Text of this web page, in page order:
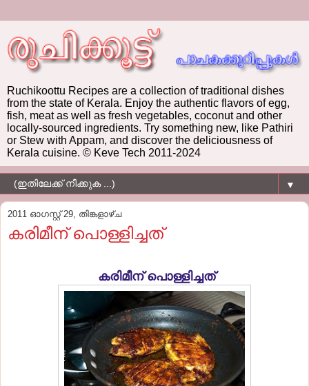
Ruchikoottu Recipes are a collection of traditional dishes
from the state of Kerala. Enjoy the authentic flavors of egg,
fish, meat as well as fresh vegetables, coconut and other
locally-sourced ingredients. Try something new, like Pathiri
or Stew with Appam, and discover the deliciousness of
Kerala cuisine. © Keve Tech 2011-2024
▼
2011 ഓഗസ്റ്റ് 29, തിങ്കളാഴ്‌ച
കരിമീന് പൊള്ളിച്ചത്
കരിമീന് പൊള്ളിച്ചത്